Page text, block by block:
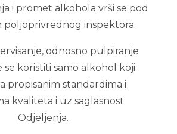
i promet alkohola vrši se pod
poljoprivrednog inspektora.
odnosno pulpiranje
se koristiti samo alkohol koji
propisanim standardima i
kvaliteta i uz saglasnost
Odjeljenja.